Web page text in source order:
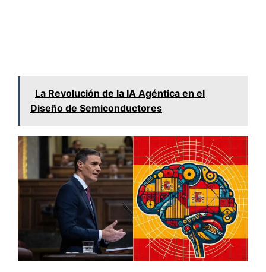
La Revolución de la IA Agéntica en el
Diseño de Semiconductores